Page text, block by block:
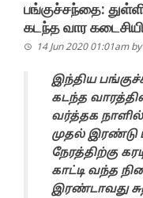
பங்குச்சந்தை:
கடந்த வார
14 Jun 2020 01:01am by
இந்திய
கடந்த
வர்த்தக
முதல் இரண்டு
நேரத்திற்கு
காட்டி வந்த
இரண்டாவது